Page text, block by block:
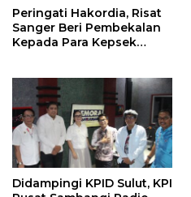
Peringati Hakordia, Risat
Sanger Beri Pembekalan
Kepada Para Kepsek
Didampingi KPID Sulut, KPI